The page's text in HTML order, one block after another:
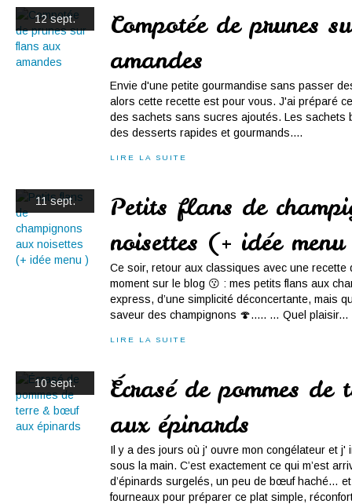
12 sept.
Compotée de prunes
amandes
Envie d'une petite gourmandise sans passer
alors cette recette est pour vous. J'ai préparé
des sachets sans sucres ajoutés. Les sachets
des desserts rapides et gourmands....
LIRE LA SUITE
11 sept.
Petits flans de
noisettes (+ idée
Ce soir, retour aux classiques avec une recette
moment sur le blog 😗 : mes petits flans aux
express, d’une simplicité déconcertante, mais
saveur des champignons 🍄..... … Quel plaisir...
LIRE LA SUITE
10 sept.
Écrasé de pommes
aux épinards
Il y a des jours où j' ouvre mon congélateur et j'
sous la main. C’est exactement ce qui m’est
d’épinards surgelés, un peu de bœuf haché…
fourneaux pour préparer ce plat simple,